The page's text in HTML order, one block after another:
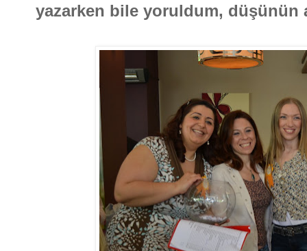
yazarken bile yoruldum, düşünün